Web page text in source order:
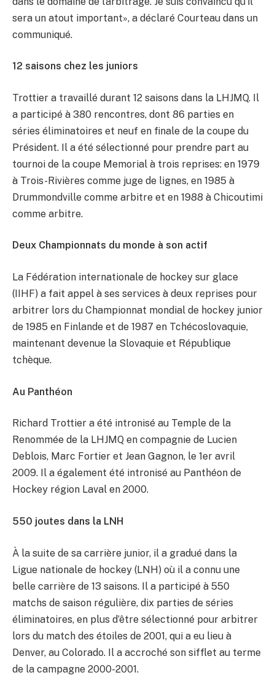
sera un atout important», a déclaré Courteau dans un
communiqué.
12 saisons chez les juniors
Trottier a travaillé durant 12 saisons dans la LHJMQ. Il
a participé à 380 rencontres, dont 86 parties en
séries éliminatoires et neuf en finale de la coupe du
Président. Il a été sélectionné pour prendre part au
tournoi de la coupe Memorial à trois reprises: en 1979
à Trois-Rivières comme juge de lignes, en 1985 à
Drummondville comme arbitre et en 1988 à Chicoutimi
comme arbitre.
Deux Championnats du monde à son actif
La Fédération internationale de hockey sur glace
(IIHF) a fait appel à ses services à deux reprises pour
arbitrer lors du Championnat mondial de hockey junior
de 1985 en Finlande et de 1987 en Tchécoslovaquie,
maintenant devenue la Slovaquie et République
tchèque.
Au Panthéon
Richard Trottier a été intronisé au Temple de la
Renommée de la LHJMQ en compagnie de Lucien
Deblois, Marc Fortier et Jean Gagnon, le 1er avril
2009. Il a également été intronisé au Panthéon de
Hockey région Laval en 2000.
550 joutes dans la LNH
À la suite de sa carrière junior, il a gradué dans la
Ligue nationale de hockey (LNH) où il a connu une
belle carrière de 13 saisons. Il a participé à 550
matchs de saison régulière, dix parties de séries
éliminatoires, en plus d’être sélectionné pour arbitrer
lors du match des étoiles de 2001, qui a eu lieu à
Denver, au Colorado. Il a accroché son sifflet au terme
de la campagne 2000-2001.